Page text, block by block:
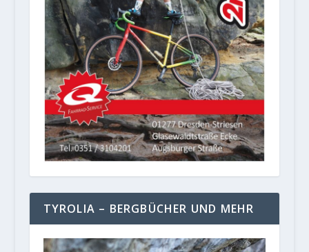
TYROLIA – BERGBÜCHER UND MEHR